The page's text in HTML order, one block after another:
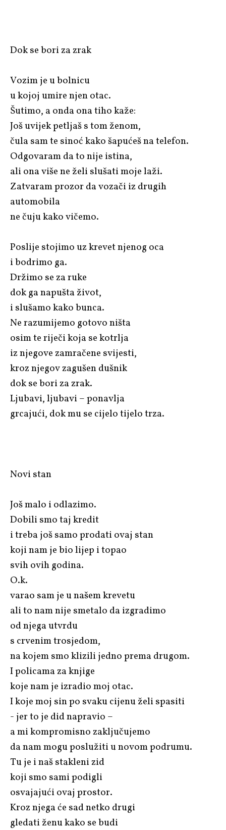
Dok se bori za zrak
Vozim je u bolnicu
u kojoj umire njen otac.
Šutimo, a onda ona tiho kaže:
Još uvijek petljaš s tom ženom,
čula sam te sinoć kako šapućeš na telefon.
Odgovaram da to nije istina,
ali ona više ne želi slušati moje laži.
Zatvaram prozor da vozači iz drugih
automobila
ne čuju kako vičemo.
Poslije stojimo uz krevet njenog oca
i bodrimo ga.
Držimo se za ruke
dok ga napušta život,
i slušamo kako bunca.
Ne razumijemo gotovo ništa
osim te riječi koja se kotrlja
iz njegove zamračene svijesti,
kroz njegov zagušen dušnik
dok se bori za zrak.
Ljubavi, ljubavi – ponavlja
grcajući, dok mu se cijelo tijelo trza.
Novi stan
Još malo i odlazimo.
Dobili smo taj kredit
i treba još samo prodati ovaj stan
koji nam je bio lijep i topao
svih ovih godina.
O.k.
varao sam je u našem krevetu
ali to nam nije smetalo da izgradimo
od njega utvrdu
s crvenim trosjedom,
na kojem smo klizili jedno prema drugom.
I policama za knjige
koje nam je izradio moj otac.
I koje moj sin po svaku cijenu želi spasiti
- jer to je did napravio –
a mi kompromisno zaključujemo
da nam mogu poslužiti u novom podrumu.
Tu je i naš stakleni zid
koji smo sami podigli
osvajajući ovaj prostor.
Kroz njega će sad netko drugi
gledati ženu kako se budi